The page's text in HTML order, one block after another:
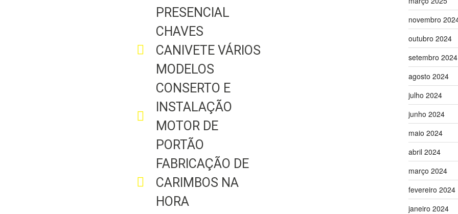
PRESENCIAL
CHAVES
CANIVETE VÁRIOS
MODELOS
CONSERTO E
INSTALAÇÃO
MOTOR DE
PORTÃO
FABRICAÇÃO DE
CARIMBOS NA
HORA
novembro
outubro 2024
setembro 2024
agosto 2024
julho 2024
junho 2024
maio 2024
abril 2024
março 2024
fevereiro 2024
janeiro 2024